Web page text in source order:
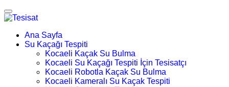
Ana Sayfa
Su Kaçağı Tespiti
Kocaeli Kaçak Su Bulma
Kocaeli Su Kaçağı Tespiti İçin Tesisatçı
Kocaeli Robotla Kaçak Su Bulma
Kocaeli Kameralı Su Kaçak Tespiti